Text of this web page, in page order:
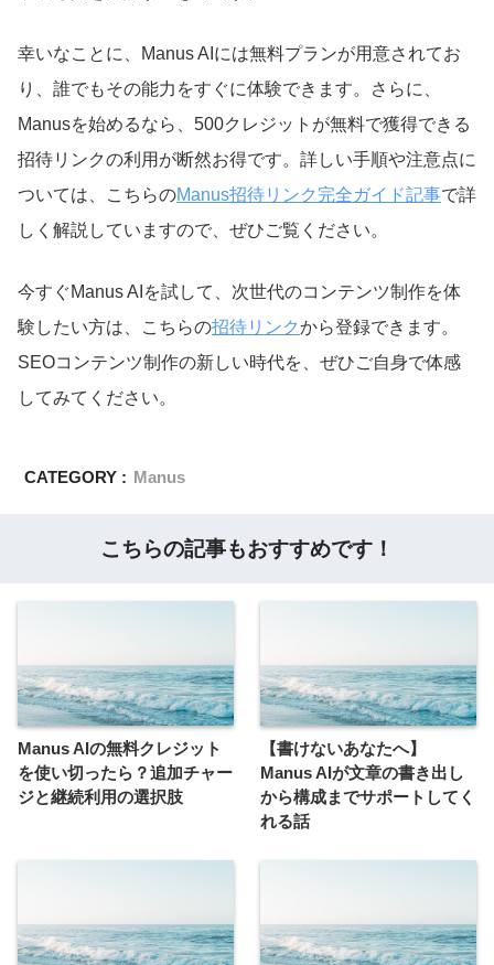
幸いなことに、Manus AIには無料プランが用意されてお
り、誰でもその能力をすぐに体験できます。さらに、
Manusを始めるなら、500クレジットが無料で獲得できる
招待リンクの利用が断然お得です。詳しい手順や注意点に
ついては、こちらのManus招待リンク完全ガイド記事で詳
しく解説していますので、ぜひご覧ください。
今すぐManus AIを試して、次世代のコンテンツ制作を体
験したい方は、こちらの招待リンクから登録できます。
SEOコンテンツ制作の新しい時代を、ぜひご自身で体感
してみてください。
CATEGORY : Manus
こちらの記事もおすすめです！
Manus AIの無料クレジット
を使い切ったら？追加チャー
ジと継続利用の選択肢
【書けないあなたへ】
Manus AIが文章の書き出し
から構成までサポートしてく
れる話